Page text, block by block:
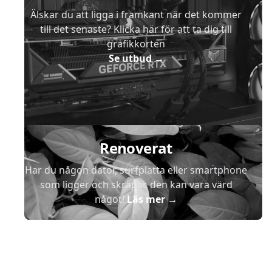
Älskar du att ligga i framkant när det kommer
till det senaste? Klicka här för att ta dig till
grafikkorten
Se utbud→
Renoverat
Har du någon dator, surfplatta eller smartphone
som ligger och skräpar, den kan vara värd
något!Läs mer→